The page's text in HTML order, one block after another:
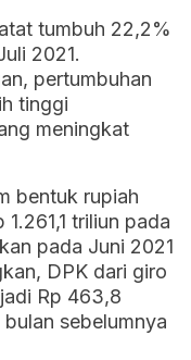
tumbuh 22,2%
2021.
pertumbuhan
tinggi
meningkat
bentuk rupiah
triliun pada
pada Juni 2021
DPK dari giro
Rp 463,8
sebelumnya